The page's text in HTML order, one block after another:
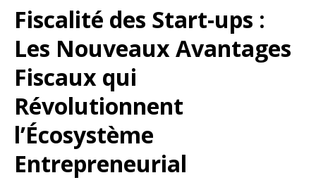
Fiscalité des Start-ups :
Les Nouveaux Avantages
Fiscaux qui
Révolutionnent
l’Écosystème
Entrepreneurial